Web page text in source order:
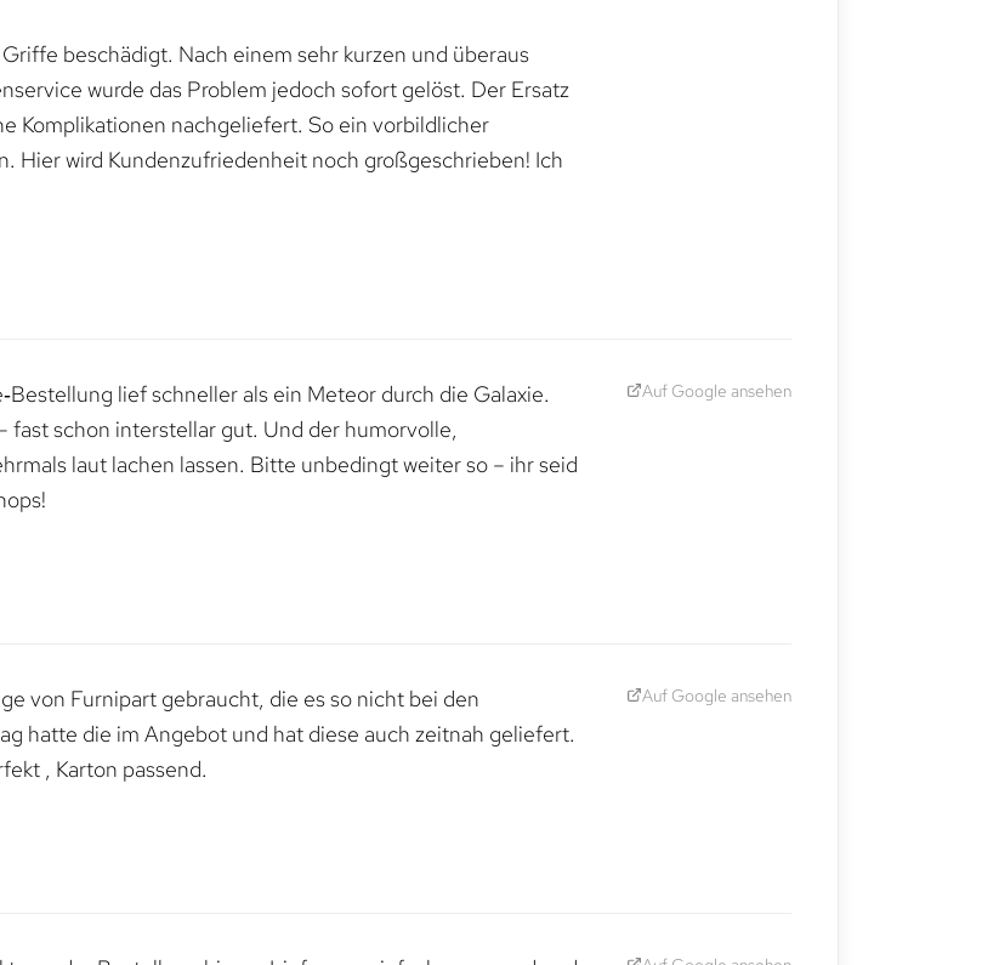
beschädigt. Nach einem sehr kurzen und überaus
wurde das Problem jedoch sofort gelöst. Der Ersatz
Komplikationen nachgeliefert. So ein vorbildlicher
Hier wird Kundenzufriedenheit noch großgeschrieben! Ich
lief schneller als ein Meteor durch die Galaxie.
schon interstellar gut. Und der humorvolle,
laut lachen lassen. Bitte unbedingt weiter so – ihr seid
Auf Google ansehen
von Furnipart gebraucht, die es so nicht bei den
hatte die im Angebot und hat diese auch zeitnah geliefert.
, Karton passend.
Auf Google ansehen